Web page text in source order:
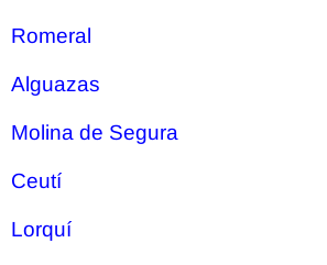
Romeral
Alguazas
Molina de Segura
Ceutí
Lorquí